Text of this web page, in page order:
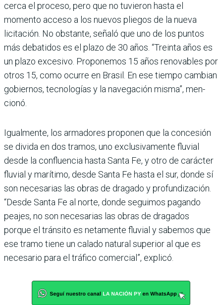
cerca el proceso, pero que no tuvieron hasta el
momento acceso a los nuevos pliegos de la nueva
licitación. No obstante, señaló que uno de los puntos
más debatidos es el plazo de 30 años. “Treinta años es
un plazo excesivo. Pro­ponemos 15 años renovables por
otros 15, como ocurre en Brasil. En ese tiempo cam­bian
gobiernos, tecnologías y la navegación misma”, men­
cionó.
Igualmente, los armadores proponen que la concesión
se divida en dos tramos, uno exclusivamente fluvial
desde la confluencia hasta Santa Fe, y otro de carácter
fluvial y marí­timo, desde Santa Fe hasta el sur, donde sí
son necesarias las obras de dragado y profundiza­ción.
“Desde Santa Fe al norte, donde seguimos pagando
pea­jes, no son necesarias las obras de dragados
porque el tránsito es netamente fluvial y sabemos que
ese tramo tiene un calado natural superior al que es
nece­sario para el tráfico comercial”, explicó.